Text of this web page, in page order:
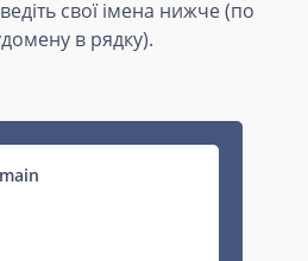
свої імена нижче (по
в рядку).